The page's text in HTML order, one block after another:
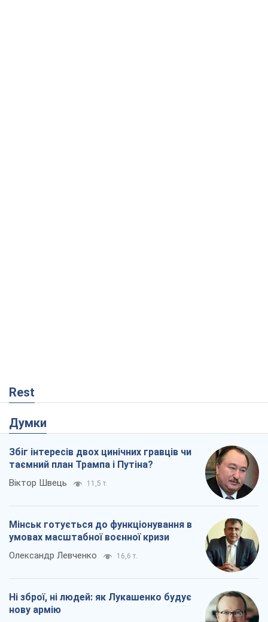
Rest
Думки
Збіг інтересів двох цинічних гравців чи
таємний план Трампа і Путіна?
Віктор Швець 11,5 т.
Мінськ готується до функціонування в
умовах масштабної воєнної кризи
Олександр Левченко 16,6 т.
Ні зброї, ні людей: як Лукашенко будує
нову армію